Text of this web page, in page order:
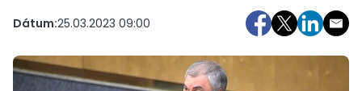
Slovensko Maďarsko
Dátum:25.03.2023 09:00